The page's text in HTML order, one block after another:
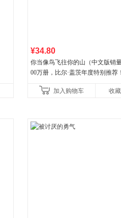
¥34.80
你当像鸟飞往你的山（中文版销
00万册，比尔·盖茨年度特别推荐
比你听说的还要
加入购物车 收藏